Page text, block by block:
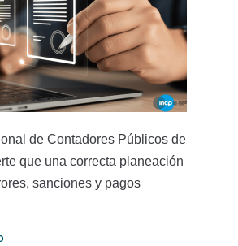
de Contadores Públicos de
que una correcta planeación
sanciones y pagos